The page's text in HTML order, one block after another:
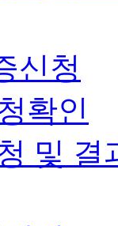
신청
확인
및 결